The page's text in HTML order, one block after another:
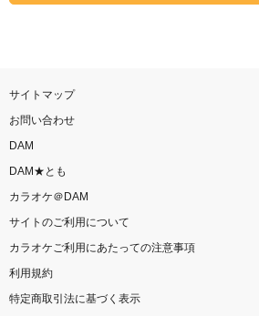
サイトマップ
お問い合わせ
DAM
DAM★とも
カラオケ＠DAM
サイトのご利用について
カラオケご利用にあたっての注意事項
利用規約
特定商取引法に基づく表示